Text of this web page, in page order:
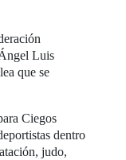
Luis
que se
Ciegos
dentro
judo,